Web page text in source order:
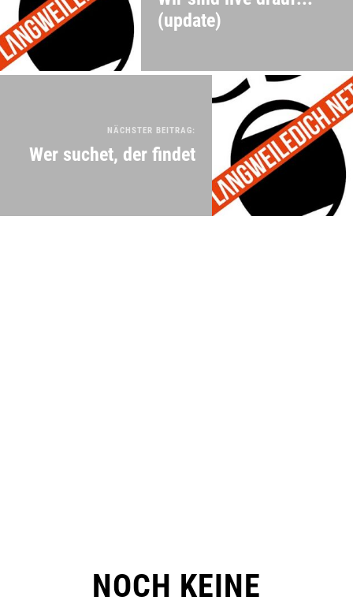
(update)
NÄCHSTER BEITRAG:
Wer suchet, der findet
NOCH KEINE